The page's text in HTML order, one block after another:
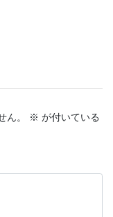
ん。 ※ が付いている